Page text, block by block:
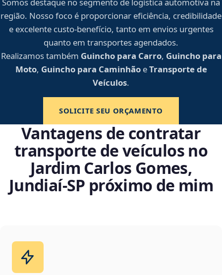
Somos destaque no segmento de logística automotiva na
região. Nosso foco é proporcionar eficiência, credibilidade
e excelente custo-benefício, tanto em envios urgentes
quanto em transportes agendados.
Realizamos também Guincho para Carro, Guincho para
Moto, Guincho para CaminhãoeTransporte de
Veículos.
SOLICITE SEU ORÇAMENTO
Vantagens de contratar
transporte de veículos no
Jardim Carlos Gomes,
Jundiaí‑SP próximo de mim